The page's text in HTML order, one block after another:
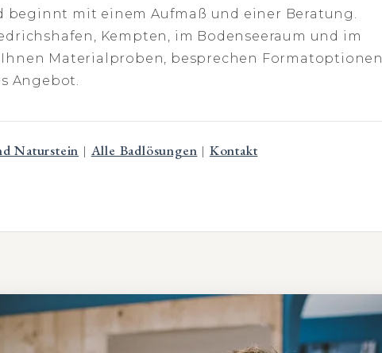
beginnt mit einem Aufmaß und einer Beratung.
Kempten, im Bodenseeraum und im
Materialproben, besprechen Formatoptionen
Angebot.
Naturstein | Alle Badlösungen | Kontakt